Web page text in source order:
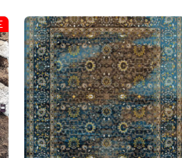
thảm mỹ thuật
GM5014Bđược thiết kế với
tiết nổi bật và độc đáo, giúp